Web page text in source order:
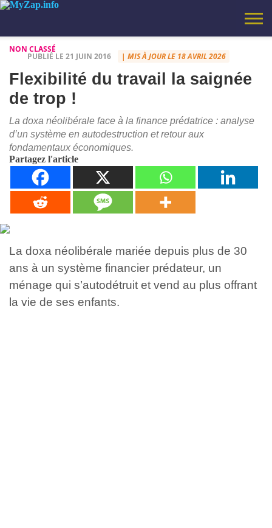
SANTÉ
SCIENCE
BONS
MOTIVATION
REFLEXION
INFORMATIQUE
TECHNOLOGIES
HUMOUR
CITATION
VIDEOS
NON
LE COIN
LES IDÉES
DE MARIO
VIRAL
VOYAGES
AJOUTEZ
AUX
FAVORIS
AVEC LES
TOUCHES
(CTRL+D)
MYZAP – TV
INSPIRATION,
CONSEILS
PRATIQUES,
DÉCOUVERTES,
ASTUCES.
POLITIQUE DE
À
CHARTE
CALCULATEUR
BIORYTHME
NON CLASSÉ
PUBLIÉ LE 21 JUIN 2016 | MIS À JOUR LE 18 AVRIL 2026
Flexibilité du travail la saignée
de trop !
La doxa néolibérale face à la finance prédatrice : analyse
d’un système en autodestruction et retour aux
fondamentaux économiques.
Partagez l'article
La doxa néolibérale mariée depuis plus de 30
ans à un système financier prédateur, un
ménage qui s’autodétruit et vend au plus offrant
la vie de ses enfants.